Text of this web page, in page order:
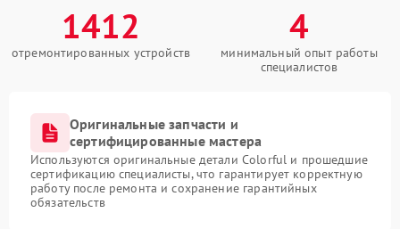
1412
отремонтированных устройств
4
минимальный опыт работы
специалистов
Оригинальные запчасти и
сертифицированные мастера
Используются оригинальные детали Colorful и прошедшие
сертификацию специалисты, что гарантирует корректную
работу после ремонта и сохранение гарантийных
обязательств